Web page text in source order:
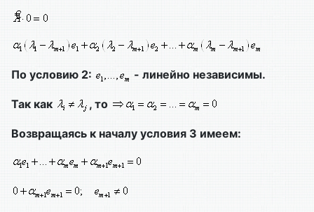
По условию 2: - линейно независимы.
Так как , то
Возвращаясь к началу условия 3 имеем: